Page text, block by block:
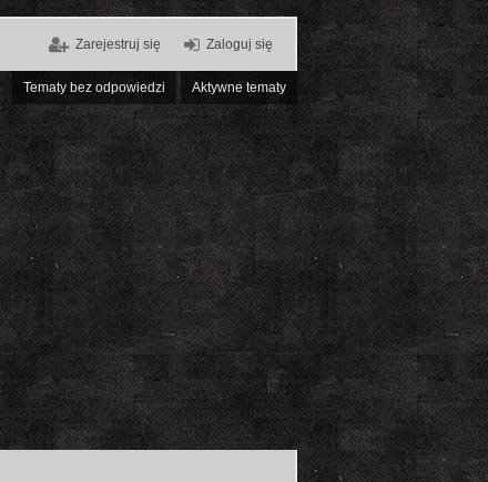
Zaloguj się
Zarejestruj się
Tematy bez odpowiedzi Aktywne tematy